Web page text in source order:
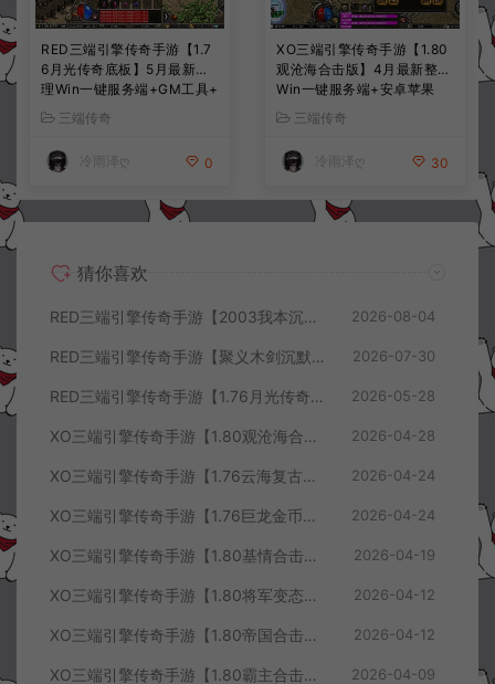
RED三端引擎传奇手游【1.7
6月光传奇底板】5月最新整
理Win一键服务端+GM工具+
PC安卓苹果+详细搭建教程
三端传奇
冷雨泽ღ 0
XO三端引擎传奇手游【1.80
观沧海合击版】4月最新整理
Win一键服务端+安卓苹果
+详细搭建教程
三端传奇
冷雨泽ღ 30
猜你喜欢
RED三端引擎传奇手游【2003我本沉默三职业】8月最新整理Win一键服务端+PC安卓+详细搭建教程 2026-08-04
RED三端引擎传奇手游【聚义木剑沉默高仿嘟嘟沉默】7月最新整理Win一键服务端+PC安卓苹果+详细搭建教程 2026-07-30
RED三端引擎传奇手游【1.76月光传奇底板】5月最新整理Win一键服务端+GM工具+PC安卓苹果+详细搭建教程 2026-05-28
XO三端引擎传奇手游【1.80观沧海合击版】4月最新整理Win一键服务端+安卓苹果+详细搭建教程 2026-04-28
XO三端引擎传奇手游【1.76云海复古传奇】4月最新整理Win一键服务端+PC安卓苹果+详细搭建教程+视频教程 2026-04-24
XO三端引擎传奇手游【1.76巨龙金币合击版】4月最新整理Win一键服务端+PC安卓苹果+详细搭建教程+视频教程 2026-04-24
XO三端引擎传奇手游【1.80基情合击版】4月最新整理Win一键服务端+PC安卓苹果+详细搭建教程+视频教程 2026-04-19
XO三端引擎传奇手游【1.80将军变态合击版】4月最新整理Win一键服务端+PC安卓苹果+详细搭建教程+视频教程 2026-04-12
XO三端引擎传奇手游【1.80帝国合击版】4月最新整理Win一键服务端+PC安卓苹果+详细搭建教程+视频教程 2026-04-12
XO三端引擎传奇手游【1.80霸主合击版】4月最新整理Win一键服务端+PC安卓苹果+详细搭建教程+视频教程 2026-04-09